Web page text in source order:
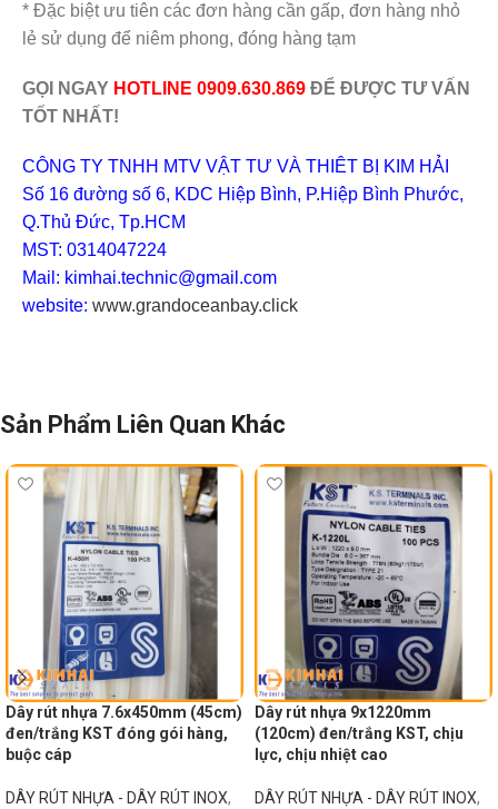
* Đặc biệt ưu tiên các đơn hàng cần gấp, đơn hàng nhỏ
lẻ sử dụng để niêm phong, đóng hàng tạm
GỌI NGAY HOTLINE 0909.630.869 ĐỂ ĐƯỢC TƯ VẤN
TỐT NHẤT!
CÔNG TY TNHH MTV VẬT TƯ VÀ THIÊT BỊ KIM HẢI
Số 16 đường số 6, KDC Hiệp Bình, P.Hiệp Bình Phước,
Q.Thủ Đức, Tp.HCM
MST: 0314047224
Mail: kimhai.technic@gmail.com
website: www.grandoceanbay.click
Sản Phẩm Liên Quan Khác
Dây rút nhựa 7.6x450mm (45cm)
đen/trắng KST đóng gói hàng,
buộc cáp
DÂY RÚT NHỰA - DÂY RÚT INOX,
Dây rút nhựa 9x1220mm
(120cm) đen/trắng KST, chịu
lực, chịu nhiệt cao
DÂY RÚT NHỰA - DÂY RÚT INOX,